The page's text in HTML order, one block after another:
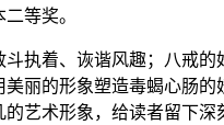
等奖。
执着、诙谐风趣；八戒
丽的形象塑造毒蝎心肠
艺术形象，给读者留下